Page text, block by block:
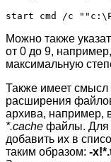
Можно также
от 0 до 9, например,
максимальную
Также имеет смысл
расширения
архива, например,
*.cache файлы. Для
добавить их в
таким образом: -